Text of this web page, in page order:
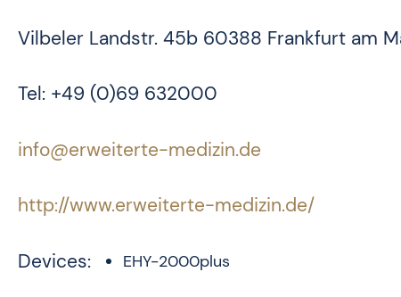
Vilbeler Landstr. 45b 60388 Frankfurt am
Tel: +49 (0)69 632000
info@erweiterte-medizin.de
http://www.erweiterte-medizin.de/
Devices: EHY-2000plus